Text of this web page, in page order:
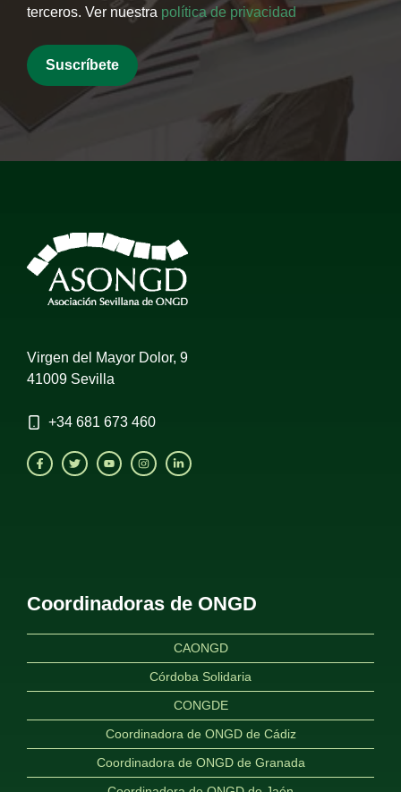
terceros. Ver nuestra política de privacidad
Virgen del Mayor Dolor, 9
41009 Sevilla
+34 681 673 460
Coordinadoras de ONGD
CAONGD
Córdoba Solidaria
CONGDE
Coordinadora de ONGD de Cádiz
Coordinadora de ONGD de Granada